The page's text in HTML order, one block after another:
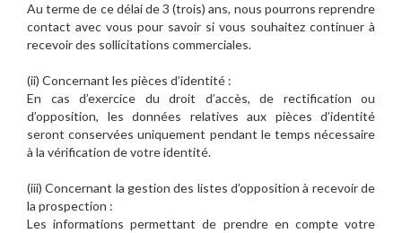
Au terme de ce délai de 3 (trois) ans, nous pourrons reprendre
contact avec vous pour savoir si vous souhaitez continuer à
recevoir des sollicitations commerciales.
(ii) Concernant les pièces d’identité :
En cas d’exercice du droit d’accès, de rectification ou
d’opposition, les données relatives aux pièces d’identité
seront conservées uniquement pendant le temps nécessaire
à la vérification de votre identité.
(iii) Concernant la gestion des listes d’opposition à recevoir de
la prospection :
Les informations permettant de prendre en compte votre